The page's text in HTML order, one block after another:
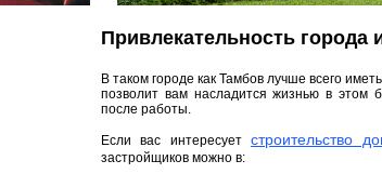
Привлекательность города
В таком городе как Тамбов лучше всего
позволит вам насладится жизнью в этом
после работы.
Если вас интересуетстроительство
застройщиков можно в: